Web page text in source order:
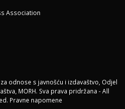
Association
odnose s javnošću i izdavaštvo, Odjel
MORH. Sva prava pridržana - All
Pravne napomene